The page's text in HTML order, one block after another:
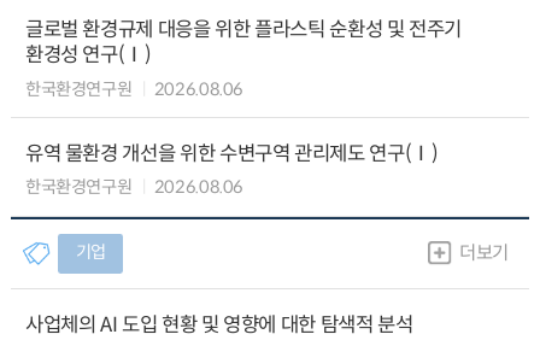
글로벌 환경규제 대응을 위한 플라스틱 순환성 및 전주기
환경성 연구(Ⅰ)
한국환경연구원 2026.08.06
유역 물환경 개선을 위한 수변구역 관리제도 연구(Ⅰ)
한국환경연구원 2026.08.06
기업 더보기
사업체의 AI 도입 현황 및 영향에 대한 탐색적 분석